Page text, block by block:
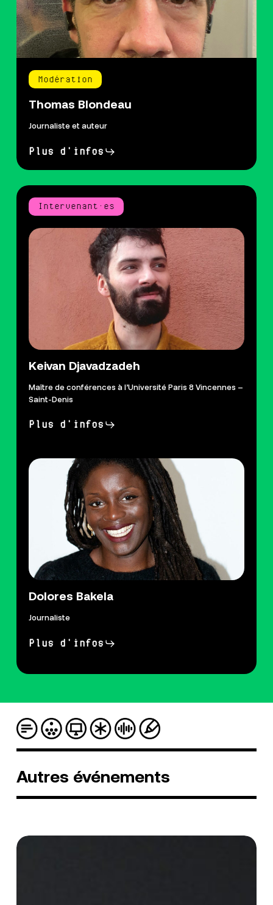
Modération
Thomas Blondeau
Journaliste et auteur
Plus d'infos
Intervenant·es
Keivan Djavadzadeh
Maître de conférences à l’Université Paris 8 Vincennes –
Saint-Denis
Plus d'infos
Dolores Bakela
Journaliste
Plus d'infos
Autres événements
[Talk]